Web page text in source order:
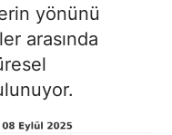
yönünü
arasında